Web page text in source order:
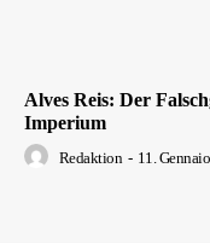
Alves Reis: Der
Imperium
Redaktion - 11.